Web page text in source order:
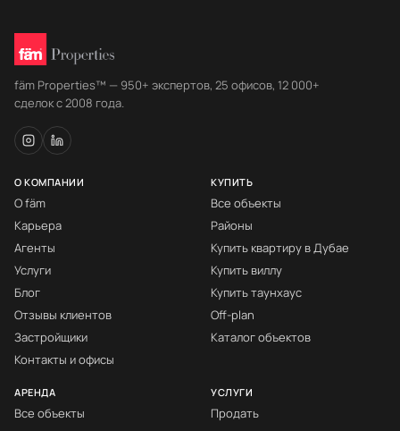
fäm Properties™ — 950+ экспертов, 25 офисов, 12 000+
сделок с 2008 года.
О КОМПАНИИ
О fäm
Карьера
Агенты
Услуги
Блог
Отзывы клиентов
Застройщики
Контакты и офисы
КУПИТЬ
Все объекты
Районы
Купить квартиру в Дубае
Купить виллу
Купить таунхаус
Off-plan
Каталог объектов
АРЕНДА
Все объекты
УСЛУГИ
Продать